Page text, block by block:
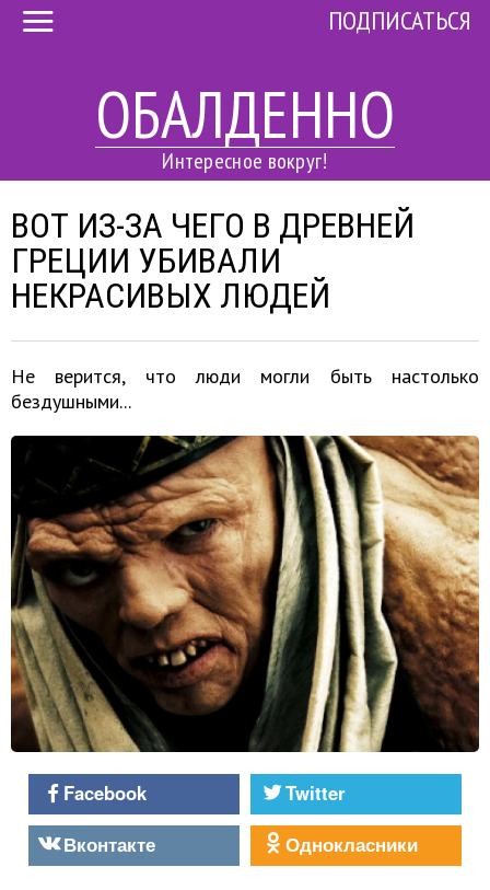
ОБАЛДЕННО
Интересное вокруг!
ПОДПИСАТЬСЯ
ВОТ ИЗ-ЗА ЧЕГО В ДРЕВНЕЙ
ГРЕЦИИ УБИВАЛИ
НЕКРАСИВЫХ ЛЮДЕЙ
Не верится, что люди могли быть настолько
бездушными...
Facebook
Twitter
Вконтакте
Однокласники